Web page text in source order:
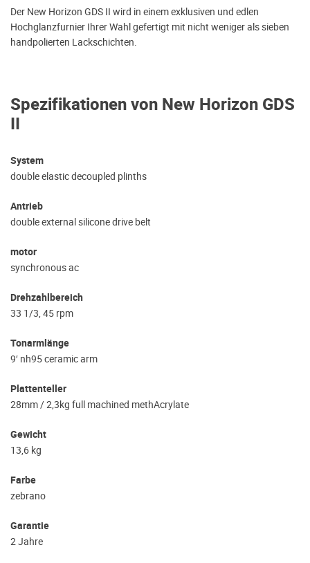
Spezifikationen von New Horizon GDS
II
System
double elastic decoupled plinths
Antrieb
double external silicone drive belt
motor
synchronous ac
Drehzahlbereich
33 1/3, 45 rpm
Tonarmlänge
9′ nh95 ceramic arm
Plattenteller
28mm / 2,3kg full machined methAcrylate
Gewicht
13,6 kg
Farbe
zebrano
Garantie
2 Jahre
Der New Horizon GDS II wird in einem exklusiven und edlen
Hochglanzfurnier Ihrer Wahl gefertigt mit nicht weniger als sieben
handpolierten Lackschichten.